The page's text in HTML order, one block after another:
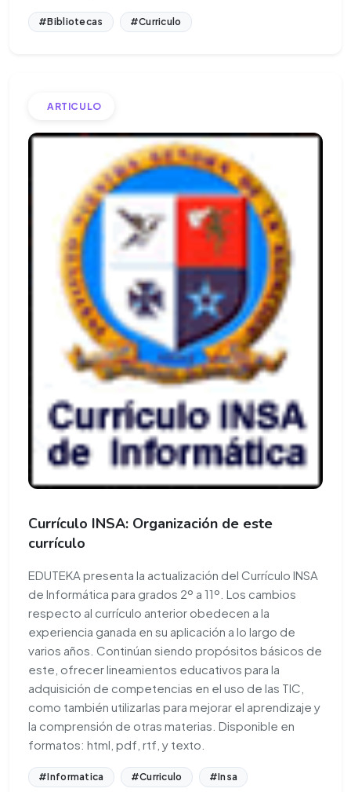
#Bibliotecas #Curriculo
ARTICULO
Currículo INSA: Organización de este
currículo
EDUTEKA presenta la actualización del Currículo INSA
de Informática para grados 2º a 11º. Los cambios
respecto al currículo anterior obedecen a la
experiencia ganada en su aplicación a lo largo de
varios años. Continúan siendo propósitos básicos de
este, ofrecer lineamientos educativos para la
adquisición de competencias en el uso de las TIC,
como también utilizarlas para mejorar el aprendizaje y
la comprensión de otras materias. Disponible en
formatos: html, pdf, rtf, y texto.
#Informatica #Curriculo #Insa